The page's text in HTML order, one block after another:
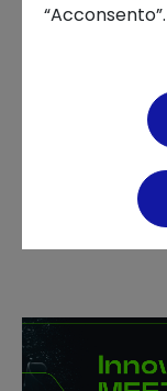
Parte
del
Center e
network
“Acconsento”.